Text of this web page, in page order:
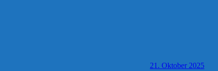
21. Oktober 2025